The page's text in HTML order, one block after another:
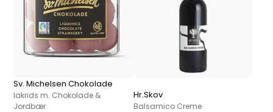
Sv. Michelsen Chokolade
lakrids m. Chokolade &
Jordbær
Hr.Skov
Balsamico Creme